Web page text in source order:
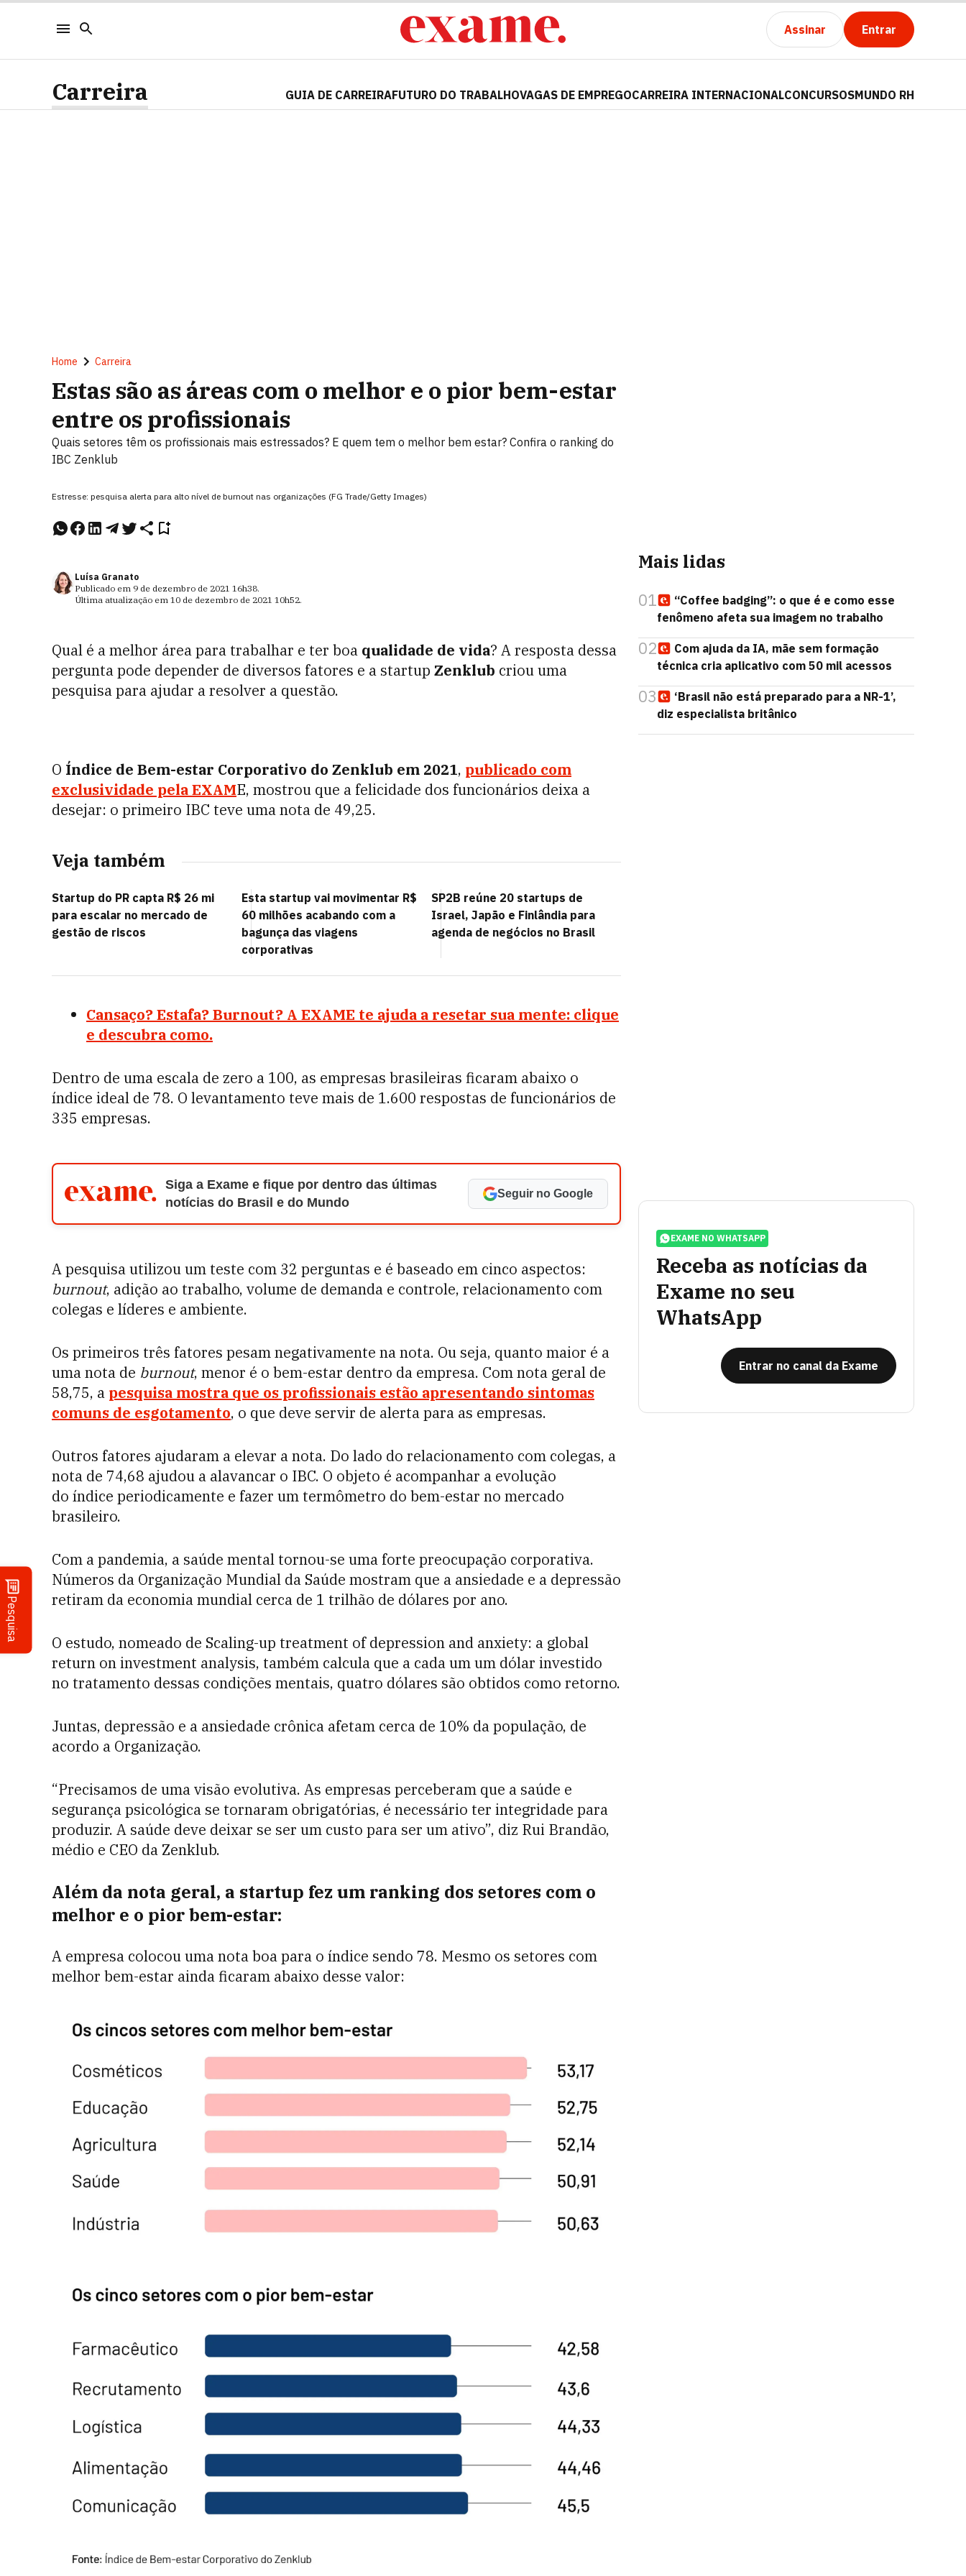
Assinar Entrar
Pesquisa
Carreira GUIA DE CARREIRAFUTURO DO TRABALHOVAGAS DE EMPREGOCARREIRA INTERNACIONALCONCURSOSMUNDO RH
Home Carreira
Estas são as áreas com o melhor e o pior bem-estar
entre os profissionais
Quais setores têm os profissionais mais estressados? E quem tem o melhor bem estar? Confira o ranking do
IBC Zenklub
Estresse: pesquisa alerta para alto nível de burnout nas organizações (FG Trade/Getty Images)
Luísa Granato
Publicado em 9 de dezembro de 2021 16h38.
Última atualização em 10 de dezembro de 2021 10h52.
Qual é a melhor área para trabalhar e ter boa qualidade de vida? A resposta dessa
pergunta pode depender de diversos fatores e a startup Zenklub criou uma
pesquisa para ajudar a resolver a questão.
O Índice de Bem-estar Corporativo do Zenklub em 2021, publicado com
exclusividade pela EXAME, mostrou que a felicidade dos funcionários deixa a
desejar: o primeiro IBC teve uma nota de 49,25.
Veja também
Startup do PR capta R$ 26 mi
para escalar no mercado de
gestão de riscos
Esta startup vai movimentar R$
60 milhões acabando com a
bagunça das viagens
corporativas
SP2B reúne 20 startups de
Israel, Japão e Finlândia para
agenda de negócios no Brasil
Cansaço? Estafa? Burnout? A EXAME te ajuda a resetar sua mente: clique
e descubra como.
Dentro de uma escala de zero a 100, as empresas brasileiras ficaram abaixo o
índice ideal de 78. O levantamento teve mais de 1.600 respostas de funcionários de
335 empresas.
Siga a Exame e fique por dentro das últimas
notícias do Brasil e do Mundo
Seguir no Google
A pesquisa utilizou um teste com 32 perguntas e é baseado em cinco aspectos:
burnout, adição ao trabalho, volume de demanda e controle, relacionamento com
colegas e líderes e ambiente.
Os primeiros três fatores pesam negativamente na nota. Ou seja, quanto maior é a
uma nota de burnout, menor é o bem-estar dentro da empresa. Com nota geral de
58,75, a pesquisa mostra que os profissionais estão apresentando sintomas
comuns de esgotamento, o que deve servir de alerta para as empresas.
Outros fatores ajudaram a elevar a nota. Do lado do relacionamento com colegas, a
nota de 74,68 ajudou a alavancar o IBC. O objeto é acompanhar a evolução
do índice periodicamente e fazer um termômetro do bem-estar no mercado
brasileiro.
Com a pandemia, a saúde mental tornou-se uma forte preocupação corporativa.
Números da Organização Mundial da Saúde mostram que a ansiedade e a depressão
retiram da economia mundial cerca de 1 trilhão de dólares por ano.
O estudo, nomeado de Scaling-up treatment of depression and anxiety: a global
return on investment analysis, também calcula que a cada um um dólar investido
no tratamento dessas condições mentais, quatro dólares são obtidos como retorno.
Juntas, depressão e a ansiedade crônica afetam cerca de 10% da população, de
acordo a Organização.
“Precisamos de uma visão evolutiva. As empresas perceberam que a saúde e
segurança psicológica se tornaram obrigatórias, é necessário ter integridade para
produzir. A saúde deve deixar se ser um custo para ser um ativo”, diz Rui Brandão,
médio e CEO da Zenklub.
Além da nota geral, a startup fez um ranking dos setores com o
melhor e o pior bem-estar:
A empresa colocou uma nota boa para o índice sendo 78. Mesmo os setores com
melhor bem-estar ainda ficaram abaixo desse valor:
Mais lidas
01
“Coffee badging”: o que é e como esse
fenômeno afeta sua imagem no trabalho
02
Com ajuda da IA, mãe sem formação
técnica cria aplicativo com 50 mil acessos
03
‘Brasil não está preparado para a NR-1’,
diz especialista britânico
EXAME NO WHATSAPP
Receba as notícias da
Exame no seu
WhatsApp
Entrar no canal da Exame